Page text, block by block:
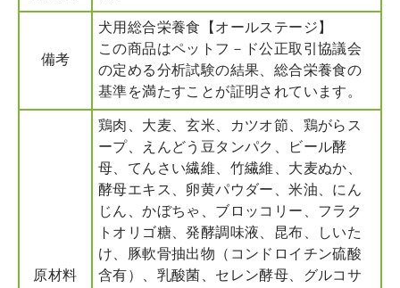
備考
犬用総合栄養食【オールステージ】
この商品はペットフ－ド公正取引協議会
の定める分析試験の結果、総合栄養食の
基準を満たすことが証明されています。
原材料
鶏肉、大麦、玄米、カツオ節、鶏がらス
ープ、えんどう豆タンパク、ビール酵
母、てんさい繊維、竹繊維、大麦ぬか、
酵母エキス、卵黄パウダー、米油、にん
じん、かぼちゃ、ブロッコリー、フラク
トオリゴ糖、発酵調味液、昆布、しいた
け、豚軟骨抽出物（コンドロイチン硫酸
含有）、乳酸菌、セレン酵母、グルコサ